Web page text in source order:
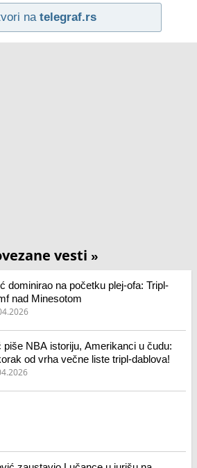
na telegraf.rs
vesti »
dominirao na početku plej-ofa: Tripl-
nad Minesotom
piše NBA istoriju, Amerikanci u čudu:
od vrha večne liste tripl-dablova!